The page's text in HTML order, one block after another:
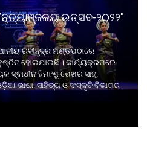
ଉତ୍ସବ-୨୦୨୨"
ରବୀନ୍ଦ୍ର ମଣ୍ଡପଠାରେ
ହୋଇଯାଇଛି । କାର୍ଯ୍ୟକ୍ରମରେ
ସ୍ଵାଧୀନ ହିମାଂଶୁ ଶେଖର ସାହୁ,
ଭାଷା, ସାହିତ୍ୟ ଓ ସଂସ୍କୃତି ବିଭାଗର